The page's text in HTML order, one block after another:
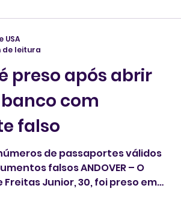
preso após abrir
com
falso
de passaportes válidos
falsos ANDOVER – O
Freitas Junior, 30, foi preso em
USA
de leitura